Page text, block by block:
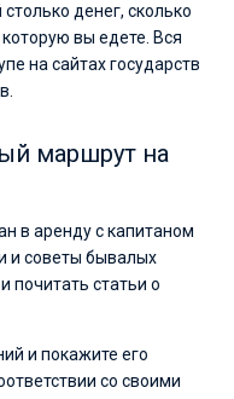
денег, сколько
вы едете. Вся
на сайтах государств
маршрут на
в аренду с капитаном
и советы бывалых
почитать статьи о
и покажите его
со своими